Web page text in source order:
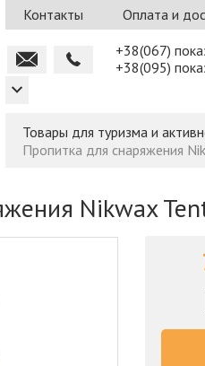
Контакты Оплата и
+38(067)
+38(095)
Товары для туризма и
Пропитка для снаряжения
Nikwax